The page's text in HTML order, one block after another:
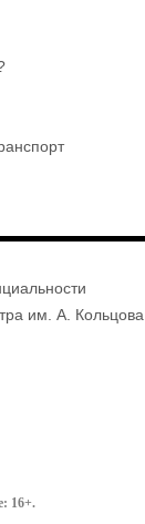
им. А. Кольцова
16+.